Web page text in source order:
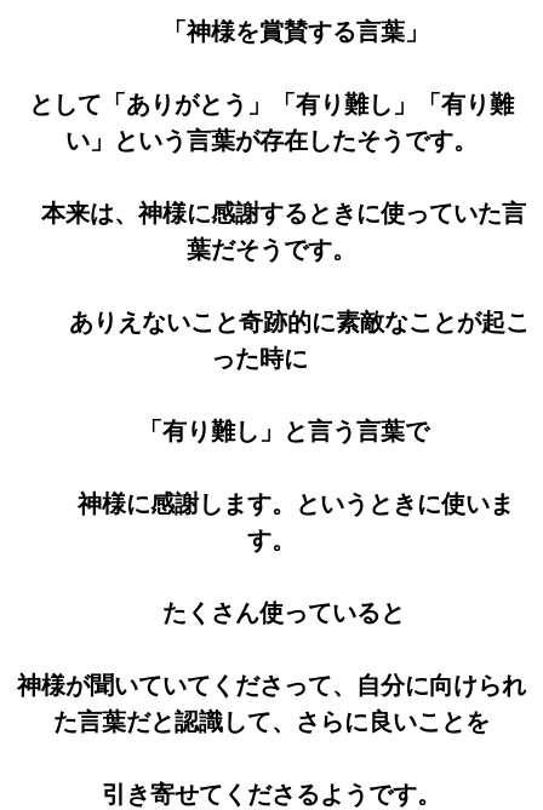
「神様を賞賛する言葉」
として「ありがとう」「有り難し」「有り難
い」という言葉が存在したそうです。
本来は、神様に感謝するときに使っていた言
葉だそうです。
ありえないこと奇跡的に素敵なことが起こ
った時に
「有り難し」と言う言葉で
神様に感謝します。というときに使いま
す。
たくさん使っていると
神様が聞いていてくださって、自分に向けられ
た言葉だと認識して、さらに良いことを
引き寄せてくださるようです。